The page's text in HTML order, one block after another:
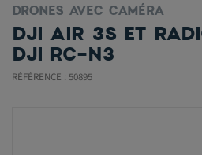
DRONES AVEC CAMÉRA
DJI AIR 3S ET
DJI RC-N3
RÉFÉRENCE : 50895